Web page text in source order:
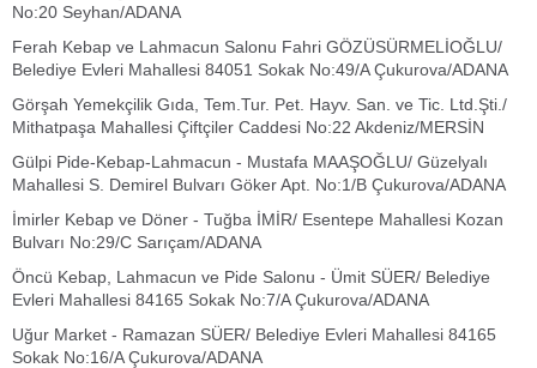
No:20 Seyhan/ADANA
Ferah Kebap ve Lahmacun Salonu Fahri GÖZÜSÜRMELİOĞLU/
Belediye Evleri Mahallesi 84051 Sokak No:49/A Çukurova/ADANA
Görşah Yemekçilik Gıda, Tem.Tur. Pet. Hayv. San. ve Tic. Ltd.Şti./
Mithatpaşa Mahallesi Çiftçiler Caddesi No:22 Akdeniz/MERSİN
Gülpi Pide-Kebap-Lahmacun - Mustafa MAAŞOĞLU/ Güzelyalı
Mahallesi S. Demirel Bulvarı Göker Apt. No:1/B Çukurova/ADANA
İmirler Kebap ve Döner - Tuğba İMİR/ Esentepe Mahallesi Kozan
Bulvarı No:29/C Sarıçam/ADANA
Öncü Kebap, Lahmacun ve Pide Salonu - Ümit SÜER/ Belediye
Evleri Mahallesi 84165 Sokak No:7/A Çukurova/ADANA
Uğur Market - Ramazan SÜER/ Belediye Evleri Mahallesi 84165
Sokak No:16/A Çukurova/ADANA